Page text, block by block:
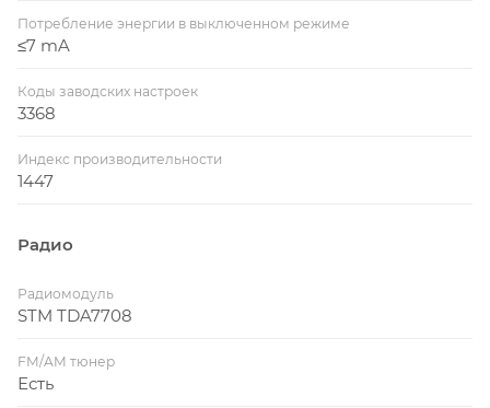
Потребление энергии в выключенном режиме
≤7 mA
Коды заводских настроек
3368
Индекс производительности
1447
Радио
Радиомодуль
STM TDA7708
FM/AM тюнер
Есть